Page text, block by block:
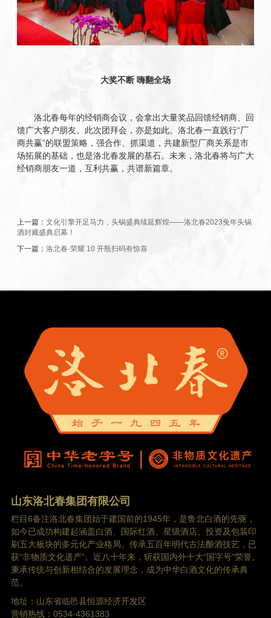
大奖不断 嗨翻全场
洛北春每年的经销商会议，会拿出大量奖品回馈经销商、回
馈广大客户朋友。此次团拜会，亦是如此。洛北春一直践行“厂
商共赢”的联盟策略，强合作、抓渠道，共建新型厂商关系是市
场拓展的基础，也是洛北春发展的基石。未来，洛北春将与广大
经销商朋友一道，互利共赢，共谱新篇章。
上一篇： 文化引擎开足马力，头锅盛典续延辉煌——洛北春2023兔年头锅
酒封藏盛典启幕！
下一篇： 洛北春·荣耀 10 开瓶扫码有惊喜
山东洛北春集团有限公司
栏目6备注洛北春集团始于建国前的1945年，是鲁北白酒的先驱，
如今已成功构建起涵盖白酒、国际红酒、星级酒店、投资及包装印
刷五大板块的多元化产业格局。传承五百年明代古法酿酒技艺，已
获“非物质文化遗产”。近八十年来，斩获国内外十大“国字号”荣誉。
秉承传统与创新相结合的发展理念，成为中华白酒文化的传承典
范。
地址：山东省临邑县恒源经济开发区
营销热线：0534-4361383